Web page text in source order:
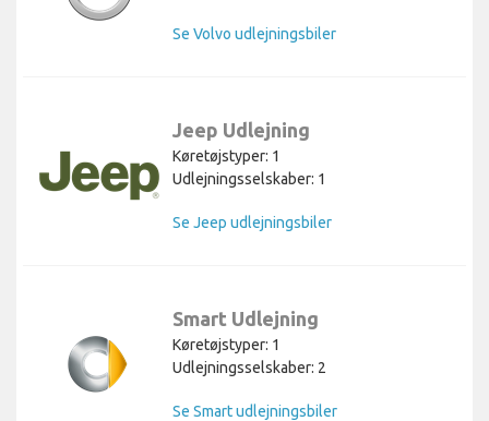
Se Volvo udlejningsbiler
Jeep Udlejning
Køretøjstyper: 1
Udlejningsselskaber: 1
Se Jeep udlejningsbiler
Smart Udlejning
Køretøjstyper: 1
Udlejningsselskaber: 2
Se Smart udlejningsbiler